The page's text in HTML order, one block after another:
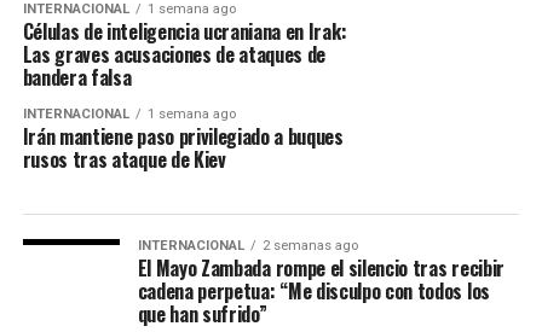
INTERNACIONAL 1 semana ago
Células de inteligencia ucraniana en Irak:
Las graves acusaciones de ataques de
bandera falsa
INTERNACIONAL 1 semana ago
Irán mantiene paso privilegiado a buques
rusos tras ataque de Kiev
INTERNACIONAL 2 semanas ago
El Mayo Zambada rompe el silencio tras recibir
cadena perpetua: “Me disculpo con todos los
que han sufrido”